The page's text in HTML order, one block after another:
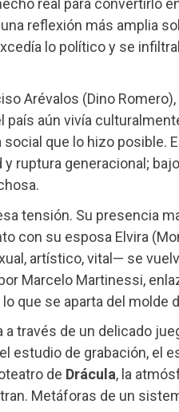
real para convertirlo
reflexión más amplia
lo político y se
Arévalos (Dino
país aún vivía
que lo hizo posible.
ruptura generacional;
tensión. Su presencia
con su esposa Elvira
artístico, vital— se
Marcelo Martinessi,
que se aparta del molde
través de un delicado
estudio de grabación, el
de Drácula, la
Metáforas de un